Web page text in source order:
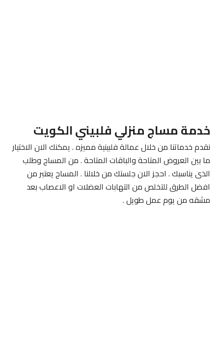
خدمة مساج منزلي فلبيني الكويت
نقدم خدماتنا من خلال عمالة فلبينية مميزه . يمكنك الان الاختيار
ما بين العروض المتاحة والباقات المتاحة . من المساج وطلب
الذى يناسبك . احجز الان جلستك من خلالنا . المساج يعتبر من
افضل الطرق للتخلص من التهابات العضلات او الاعصاب بعد
مشقه من يوم عمل طويل .